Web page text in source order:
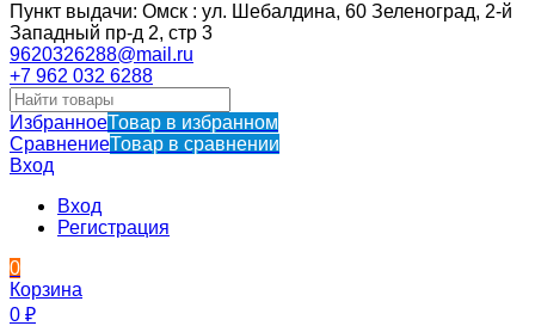
Пункт выдачи: Омск : ул. Шебалдина, 60 Зеленоград, 2-й
Западный пр-д 2, стр 3
9620326288@mail.ru
+7 962 032 6288
ИзбранноеТовар в избранном
СравнениеТовар в сравнении
Вход
Вход
Регистрация
0
Корзина
0 ₽